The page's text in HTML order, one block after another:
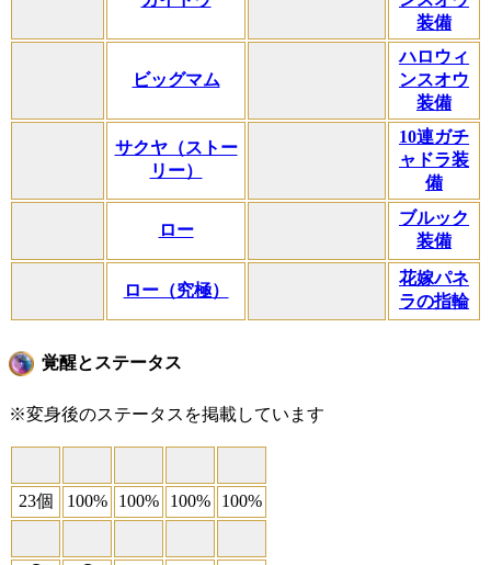
装備
ビッグマム
ハロウィ
ンスオウ
装備
サクヤ（ストー
リー）
10連ガチ
ャドラ装
備
ロー
ブルック
装備
ロー（究極）
花嫁パネ
ラの指輪
覚醒とステータス
※変身後のステータスを掲載しています
23個 100% 100% 100% 100%